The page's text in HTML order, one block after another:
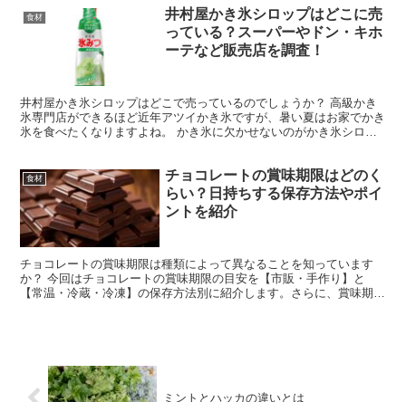
食材
井村屋かき氷シロップはどこに売
っている？スーパーやドン・キホ
ーテなど販売店を調査！
井村屋かき氷シロップはどこで売っているのでしょうか？ 高級かき
氷専門店ができるほど近年アツイかき氷ですが、暑い夏はお家でかき
氷を食べたくなりますよね。 かき氷に欠かせないのがかき氷シロッ
食材
チョコレートの賞味期限はどのく
らい？日持ちする保存方法やポイ
ントを紹介
チョコレートの賞味期限は種類によって異なることを知っています
か？ 今回はチョコレートの賞味期限の目安を【市販・手作り】と
【常温・冷蔵・冷凍】の保存方法別に紹介します。さらに、賞味期限
ミントとハッカの違いとは